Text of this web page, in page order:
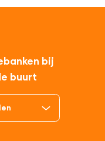
bij
buurt